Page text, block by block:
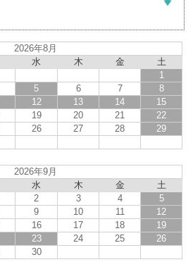
2026年8月
水 木 金
土
1
5 6 7
8
12 13 14
15
19 20 21
22
26 27 28
29
2026年9月
水 木 金
土
2 3 4
5
9 10 11
12
16 17 18
19
23 24 25
26
30